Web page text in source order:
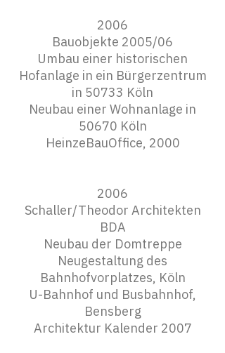
2006
Bauobjekte 2005/06
Umbau einer historischen
Hofanlage in ein Bürgerzentrum
in 50733 Köln
Neubau einer Wohnanlage in
50670 Köln
HeinzeBauOffice, 2000
2006
Schaller/Theodor Architekten
BDA
Neubau der Domtreppe
Neugestaltung des
Bahnhofvorplatzes, Köln
U-Bahnhof und Busbahnhof,
Bensberg
Architektur Kalender 2007